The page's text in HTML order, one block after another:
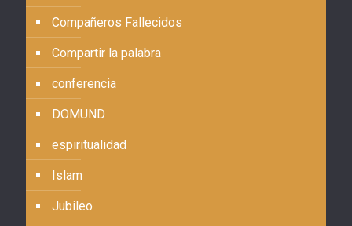
Compañeros Fallecidos
Compartir la palabra
conferencia
DOMUND
espiritualidad
Islam
Jubileo